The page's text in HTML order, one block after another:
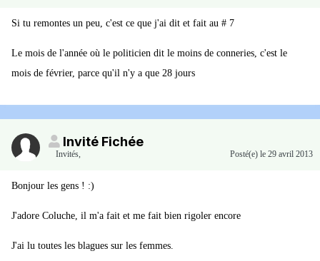
Si tu remontes un peu, c'est ce que j'ai dit et fait au # 7
Le mois de l'année où le politicien dit le moins de conneries, c'est le
mois de février, parce qu'il n'y a que 28 jours
Invité Fichée
Invités, Posté(e) le 29 avril 2013
Bonjour les gens ! :)
J'adore Coluche, il m'a fait et me fait bien rigoler encore
J'ai lu toutes les blagues sur les femmes.